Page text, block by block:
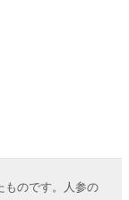
ものです。人参の